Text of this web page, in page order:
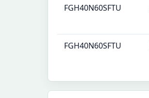
FGH40N60SFTU
FGH40N60SFTU